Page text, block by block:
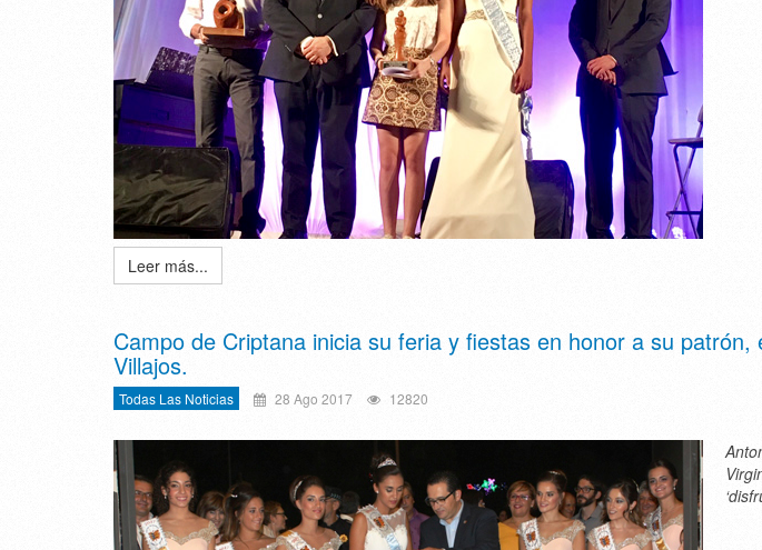
Leer más...
Campo de Criptana inicia su feria y fiestas en honor a su
Villajos.
Todas Las Noticias 28 Ago 2017 12820